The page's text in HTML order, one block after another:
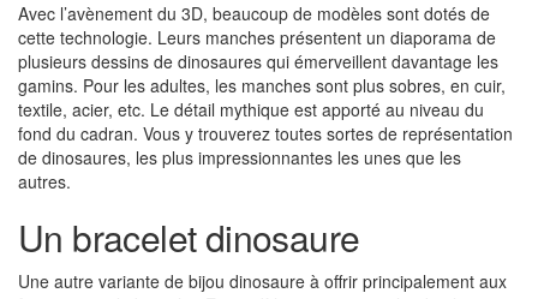
Avec l’avènement du 3D, beaucoup de modèles sont dotés de
cette technologie. Leurs manches présentent un diaporama de
plusieurs dessins de dinosaures qui émerveillent davantage les
gamins. Pour les adultes, les manches sont plus sobres, en cuir,
textile, acier, etc. Le détail mythique est apporté au niveau du
fond du cadran. Vous y trouverez toutes sortes de représentation
de dinosaures, les plus impressionnantes les unes que les
autres.
Un bracelet dinosaure
Une autre variante de bijou dinosaure à offrir principalement aux